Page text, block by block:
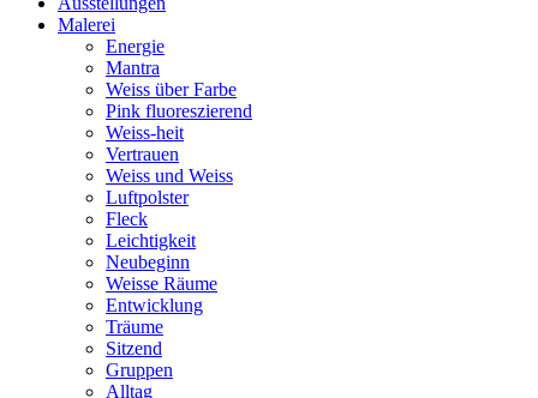
Malerei
Energie
Mantra
Weiss über Farbe
Pink fluoreszierend
Weiss-heit
Vertrauen
Weiss und Weiss
Luftpolster
Fleck
Leichtigkeit
Neubeginn
Weisse Räume
Entwicklung
Träume
Sitzend
Gruppen
Alltag